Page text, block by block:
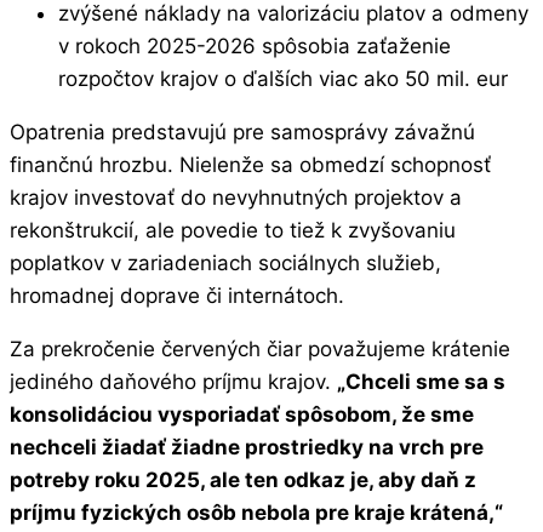
zvýšené náklady na valorizáciu platov a odmeny
v rokoch 2025-2026 spôsobia zaťaženie
rozpočtov krajov o ďalších viac ako 50 mil. eur
Opatrenia predstavujú pre samosprávy závažnú
finančnú hrozbu. Nielenže sa obmedzí schopnosť
krajov investovať do nevyhnutných projektov a
rekonštrukcií, ale povedie to tiež k zvyšovaniu
poplatkov v zariadeniach sociálnych služieb,
hromadnej doprave či internátoch.
Za prekročenie červených čiar považujeme krátenie
jediného daňového príjmu krajov. „Chceli sme sa s
konsolidáciou vysporiadať spôsobom, že sme
nechceli žiadať žiadne prostriedky na vrch pre
potreby roku 2025, ale ten odkaz je, aby daň z
príjmu fyzických osôb nebola pre kraje krátená,“